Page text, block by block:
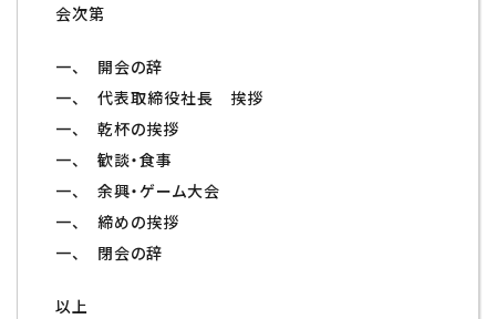
会次第
一、 開会の辞
一、 代表取締役社長 挨拶
一、 乾杯の挨拶
一、 歓談・食事
一、 余興・ゲーム大会
一、 締めの挨拶
一、 閉会の辞
以上